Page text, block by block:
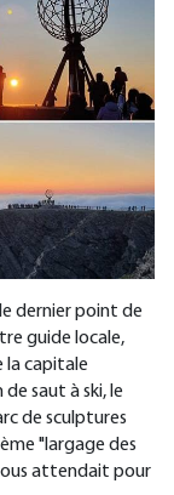
dernier point de
guide locale,
la capitale
saut à ski, le
de sculptures
"largage des
attendait pour